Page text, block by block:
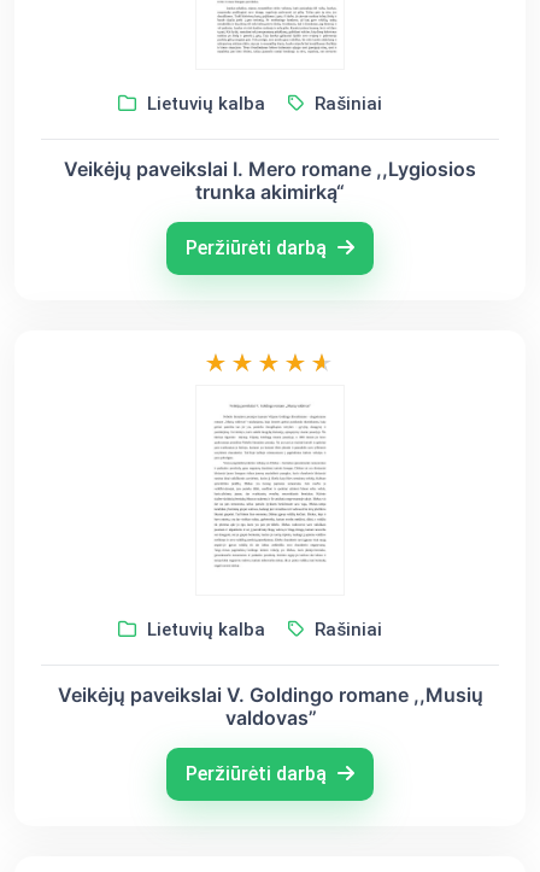
Lietuvių kalba Rašiniai
Veikėjų paveikslai I. Mero romane ,,Lygiosios
trunka akimirką“
Peržiūrėti darbą
Lietuvių kalba Rašiniai
Veikėjų paveikslai V. Goldingo romane ,,Musių
valdovas’’
Peržiūrėti darbą